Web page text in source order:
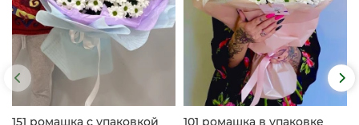
151 ромашка с упаковкой 101 ромашка в упаковке